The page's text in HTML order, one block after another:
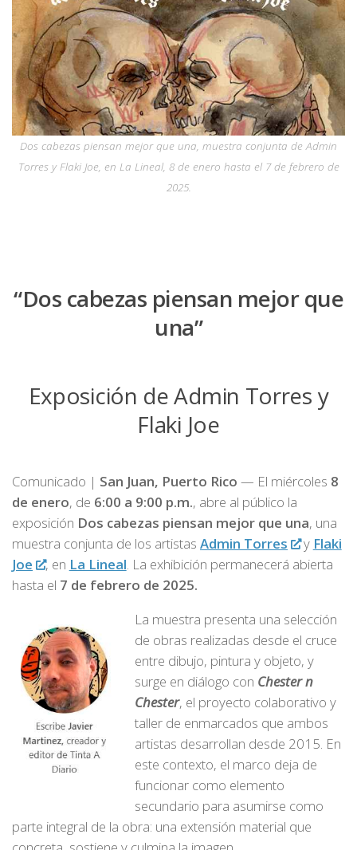
Dos cabezas piensan mejor que una, muestra conjunta de Admin
Torres y Flaki Joe, en La Lineal, 8 de enero hasta el 7 de febrero de
2025.
“Dos cabezas piensan mejor que
una”
Exposición de Admin Torres y
Flaki Joe
Comunicado | San Juan, Puerto Rico — El miércoles 8
de enero, de 6:00 a 9:00 p.m., abre al público la
exposición Dos cabezas piensan mejor que una, una
muestra conjunta de los artistas Admin Torres y Flaki
Joe
, en La Lineal. La exhibición permanecerá abierta
hasta el 7 de febrero de 2025.
La muestra presenta una selección
de obras realizadas desde el cruce
entre dibujo, pintura y objeto, y
surge en diálogo con Chester n
Chester, el proyecto colaborativo y
taller de enmarcados que ambos
artistas desarrollan desde 2015. En
este contexto, el marco deja de
funcionar como elemento
secundario para asumirse como
parte integral de la obra: una extensión material que